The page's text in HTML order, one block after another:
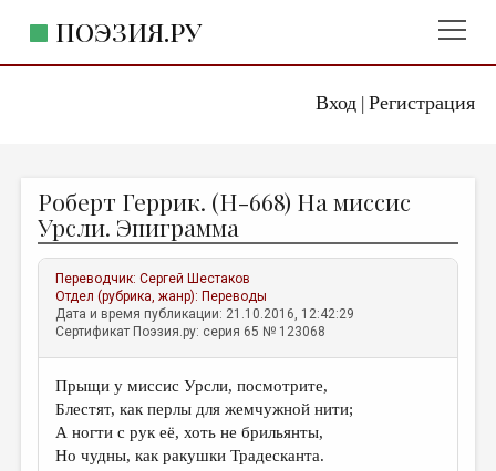
Вход| Регистрация
ПОЭЗИЯ.РУ
ЖАНРЫ
АВТОРЫ
КОММЕНТАРИИ
ЛИТСАЛОН
ПРАВИЛА САЙТА
ОТДЕЛЫ И РУБРИКИ
Роберт Геррик. (Н-668) На миссис
Урсли. Эпиграмма
Переводчик:Сергей Шестаков
Отдел (рубрика, жанр): Переводы
Дата и время публикации: 21.10.2016, 12:42:29
Сертификат Поэзия.ру: серия 65 № 123068
Прыщи у миссис Урсли, посмотрите,
Блестят, как перлы для жемчужной нити;
А ногти с рук её, хоть не брильянты,
Но чудны, как ракушки Традесканта.